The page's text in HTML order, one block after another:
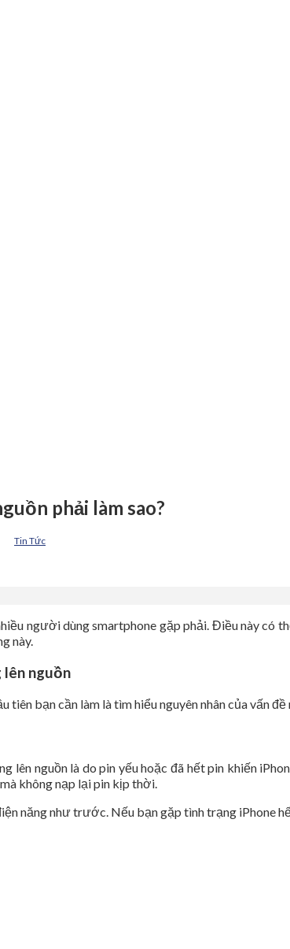
phải làm sao?
Tin Tức
người dùng smartphone gặp phải. Điều này có
này.
lên nguồn
tiên bạn cần làm là tìm hiểu nguyên nhân của vấn
lên nguồn là do pin yếu hoặc đã hết pin khiến
không nạp lại pin kịp thời.
năng như trước. Nếu bạn gặp tình trạng iPhone